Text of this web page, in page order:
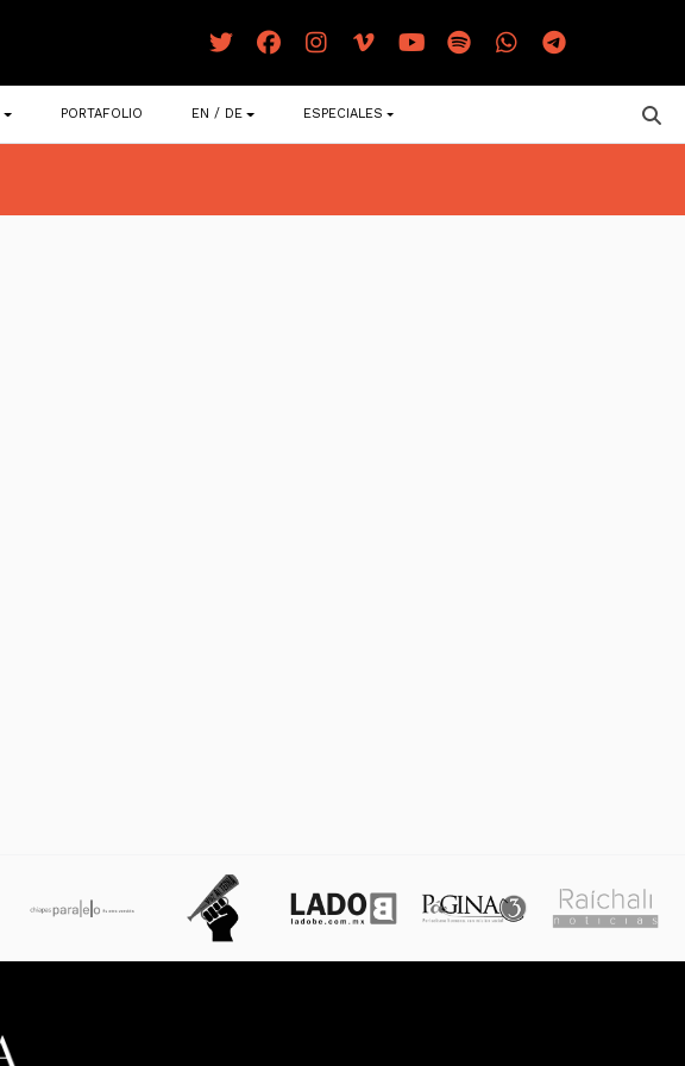
PORTAFOLIO EN / DE ESPECIALES